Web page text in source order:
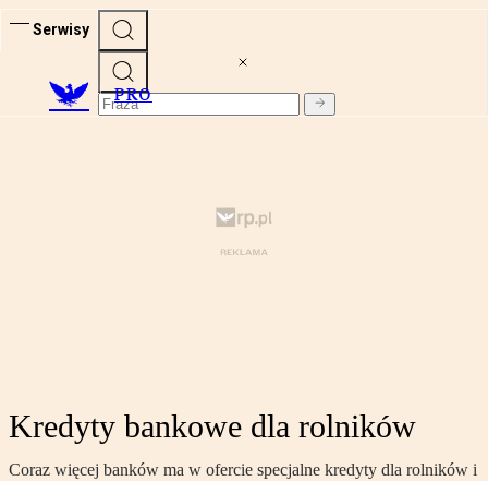
Serwisy
PRO
Kredyty bankowe dla rolników
Coraz więcej banków ma w ofercie specjalne kredyty dla rolników i